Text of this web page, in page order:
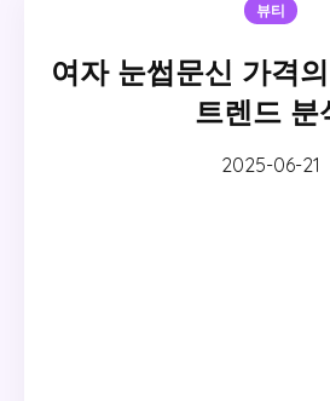
뷰티
여자 눈썹문신 가격
트렌드 분
2025-06-21